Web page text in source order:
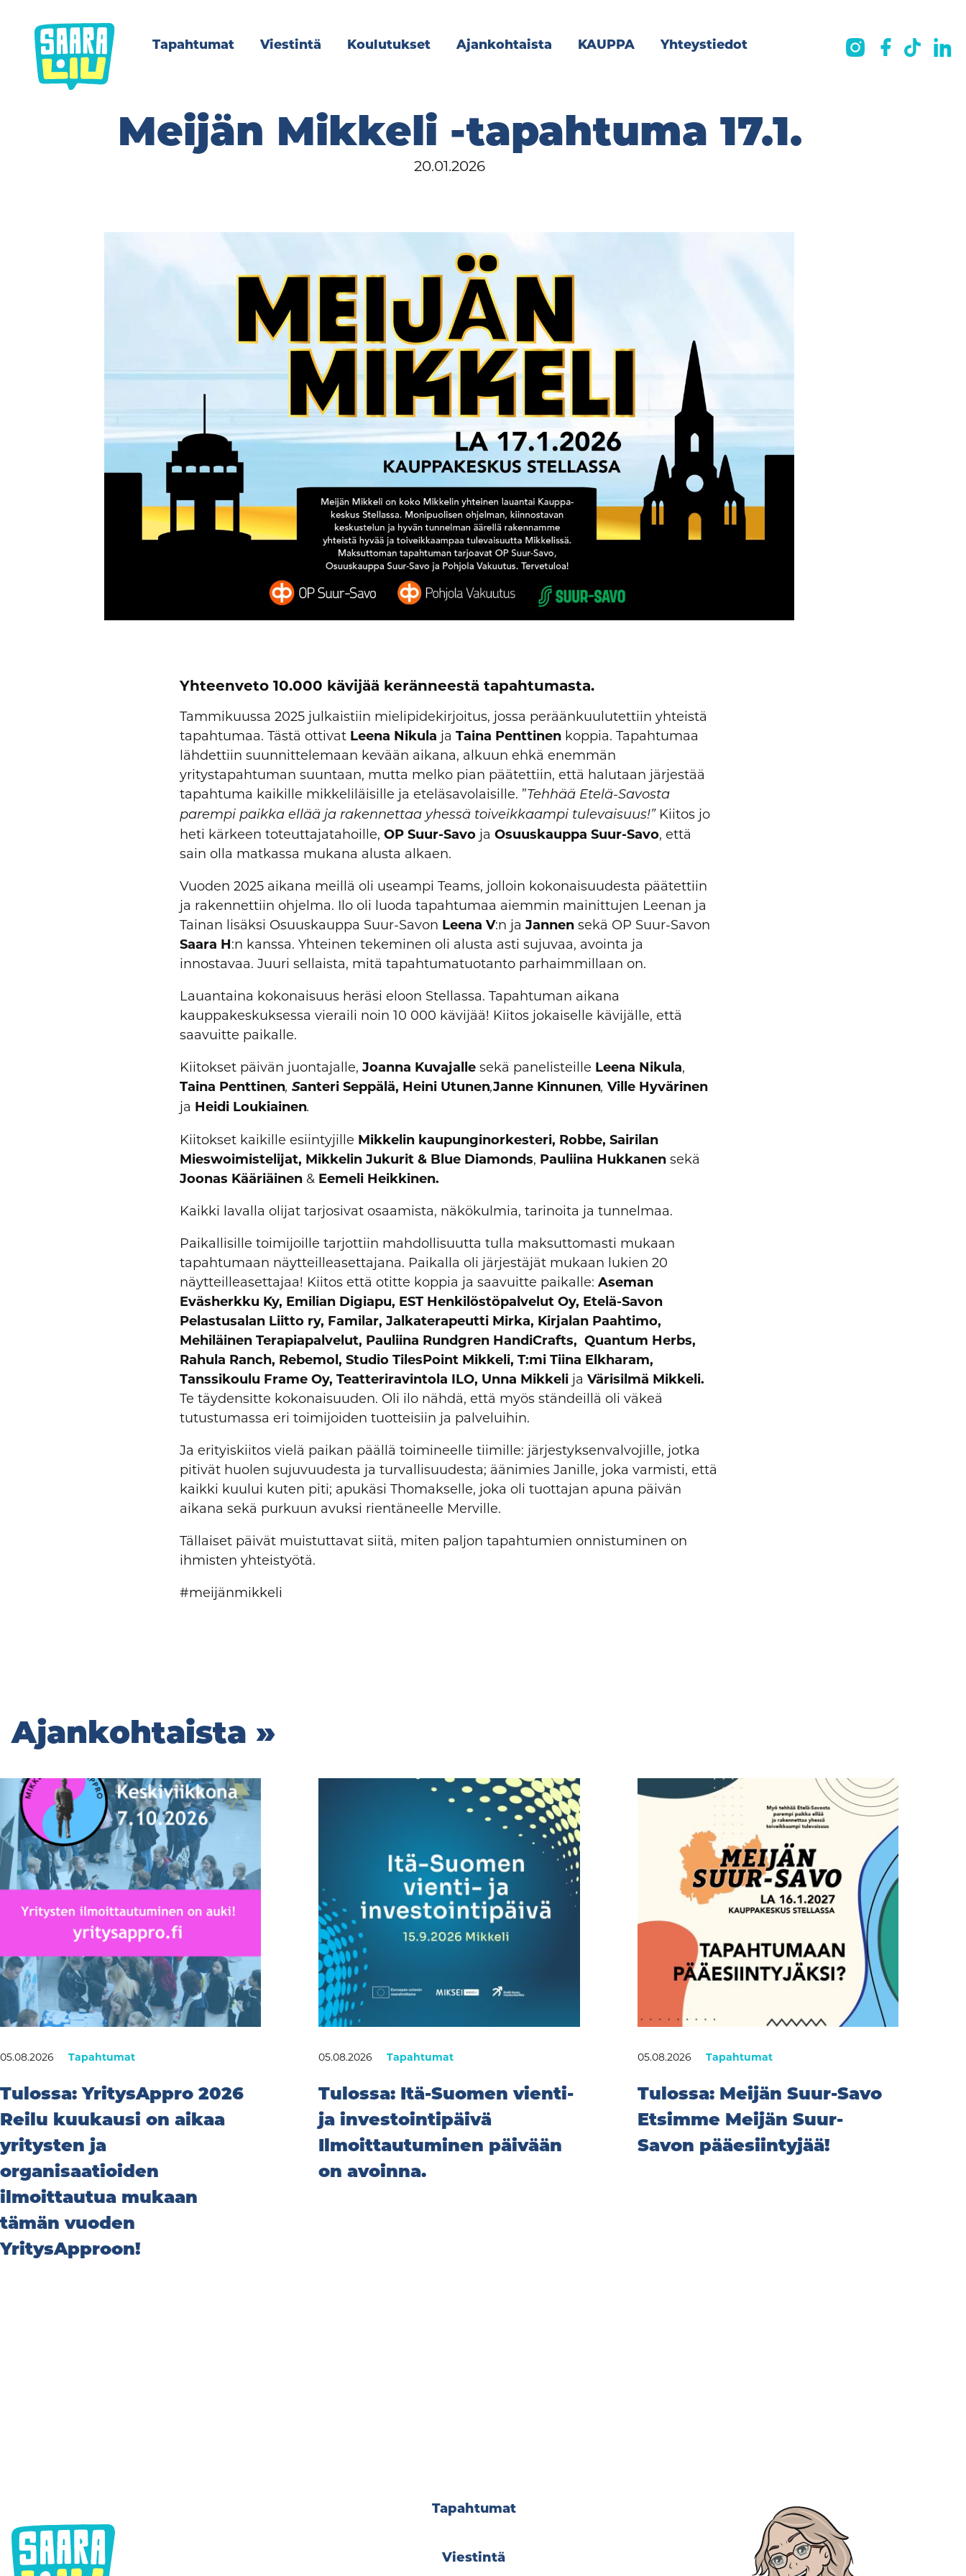
Tapahtumat Viestintä Koulutukset Ajankohtaista KAUPPA Yhteystiedot
Meijän Mikkeli -tapahtuma 17.1.
20.01.2026
Yhteenveto 10.000 kävijää keränneestä tapahtumasta.
Tammikuussa 2025 julkaistiin mielipidekirjoitus, jossa peräänkuulutettiin yhteistä
tapahtumaa. Tästä ottivat Leena Nikula ja Taina Penttinen koppia. Tapahtumaa
lähdettiin suunnittelemaan kevään aikana, alkuun ehkä enemmän
yritystapahtuman suuntaan, mutta melko pian päätettiin, että halutaan järjestää
tapahtuma kaikille mikkeliläisille ja eteläsavolaisille. ”Tehhää Etelä-Savosta
parempi paikka ellää ja rakennettaa yhessä toiveikkaampi tulevaisuus!” Kiitos jo
heti kärkeen toteuttajatahoille, OP Suur-Savo ja Osuuskauppa Suur-Savo, että
sain olla matkassa mukana alusta alkaen.
Vuoden 2025 aikana meillä oli useampi Teams, jolloin kokonaisuudesta päätettiin
ja rakennettiin ohjelma. Ilo oli luoda tapahtumaa aiemmin mainittujen Leenan ja
Tainan lisäksi Osuuskauppa Suur-Savon Leena V:n ja Jannen sekä OP Suur-Savon
Saara H:n kanssa. Yhteinen tekeminen oli alusta asti sujuvaa, avointa ja
innostavaa. Juuri sellaista, mitä tapahtumatuotanto parhaimmillaan on.
Lauantaina kokonaisuus heräsi eloon Stellassa. Tapahtuman aikana
kauppakeskuksessa vieraili noin 10 000 kävijää! Kiitos jokaiselle kävijälle, että
saavuitte paikalle.
Kiitokset päivän juontajalle, Joanna Kuvajalle sekä panelisteille Leena Nikula,
Taina Penttinen, Santeri Seppälä, Heini Utunen,Janne Kinnunen, Ville Hyvärinen
ja Heidi Loukiainen.
Kiitokset kaikille esiintyjille Mikkelin kaupunginorkesteri, Robbe, Sairilan
Mieswoimistelijat, Mikkelin Jukurit & Blue Diamonds, Pauliina Hukkanen sekä
Joonas Kääriäinen & Eemeli Heikkinen.
Kaikki lavalla olijat tarjosivat osaamista, näkökulmia, tarinoita ja tunnelmaa.
Paikallisille toimijoille tarjottiin mahdollisuutta tulla maksuttomasti mukaan
tapahtumaan näytteilleasettajana. Paikalla oli järjestäjät mukaan lukien 20
näytteilleasettajaa! Kiitos että otitte koppia ja saavuitte paikalle: Aseman
Eväsherkku Ky, Emilian Digiapu, EST Henkilöstöpalvelut Oy, Etelä-Savon
Pelastusalan Liitto ry, Familar, Jalkaterapeutti Mirka, Kirjalan Paahtimo,
Mehiläinen Terapiapalvelut, Pauliina Rundgren HandiCrafts, Quantum Herbs,
Rahula Ranch, Rebemol, Studio TilesPoint Mikkeli, T:mi Tiina Elkharam,
Tanssikoulu Frame Oy, Teatteriravintola ILO, Unna Mikkeli ja Värisilmä Mikkeli.
Te täydensitte kokonaisuuden. Oli ilo nähdä, että myös ständeillä oli väkeä
tutustumassa eri toimijoiden tuotteisiin ja palveluihin.
Ja erityiskiitos vielä paikan päällä toimineelle tiimille: järjestyksenvalvojille, jotka
pitivät huolen sujuvuudesta ja turvallisuudesta; äänimies Janille, joka varmisti, että
kaikki kuului kuten piti; apukäsi Thomakselle, joka oli tuottajan apuna päivän
aikana sekä purkuun avuksi rientäneelle Merville.
Tällaiset päivät muistuttavat siitä, miten paljon tapahtumien onnistuminen on
ihmisten yhteistyötä.
#meijänmikkeli
Ajankohtaista »
05.08.2026 Tapahtumat
Tulossa: YritysAppro 2026
Reilu kuukausi on aikaa
yritysten ja
organisaatioiden
ilmoittautua mukaan
tämän vuoden
YritysApproon!
05.08.2026 Tapahtumat
Tulossa: Itä-Suomen vienti-
ja investointipäivä
Ilmoittautuminen päivään
on avoinna.
05.08.2026 Tapahtumat
Tulossa: Meijän Suur-Savo
Etsimme Meijän Suur-
Savon pääesiintyjää!
Tapahtumat
Viestintä